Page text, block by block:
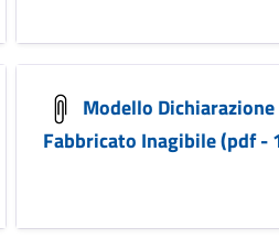
Modello Dichiarazione
Fabbricato Inagibile (pdf -